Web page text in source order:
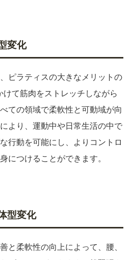
変化
ピラティスの大きなメリットの
けて筋肉をストレッチしながら
ての領域で柔軟性と可動域が向
より、運動中や日常生活の中で
行動を可能にし、よりコントロ
につけることができます。
型変化
と柔軟性の向上によって、腰、